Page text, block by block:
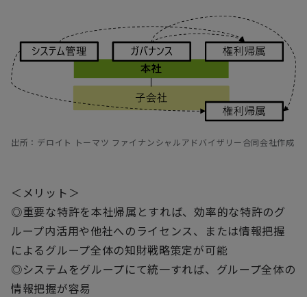
出所：デロイト トーマツ ファイナンシャルアドバイザリー合同会社作成
＜メリット＞
◎重要な特許を本社帰属とすれば、効率的な特許のグ
ループ内活用や他社へのライセンス、または情報把握
によるグループ全体の知財戦略策定が可能
◎システムをグループにて統一すれば、グループ全体の
情報把握が容易